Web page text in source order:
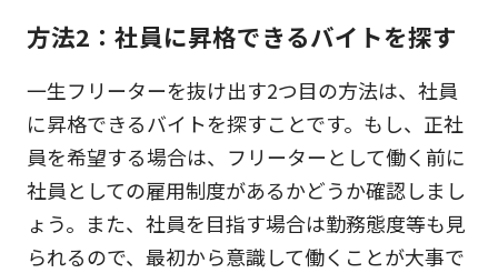
方法2：社員に昇格できるバイトを探す
一生フリーターを抜け出す2つ目の方法は、社員
に昇格できるバイトを探すことです。もし、正社
員を希望する場合は、フリーターとして働く前に
社員としての雇用制度があるかどうか確認しまし
ょう。また、社員を目指す場合は勤務態度等も見
られるので、最初から意識して働くことが大事で